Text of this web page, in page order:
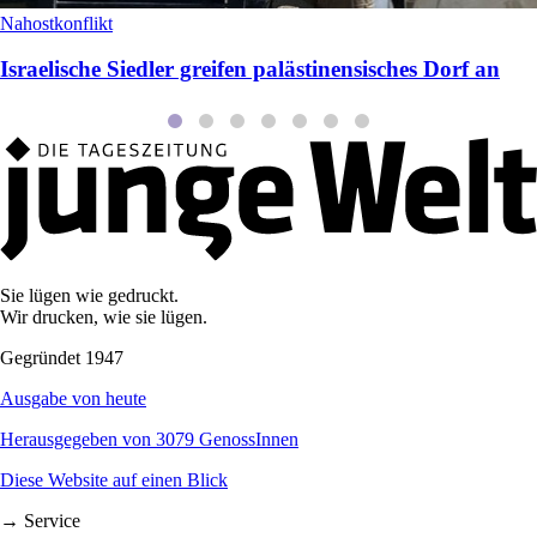
Nahostkonflikt
Israelische Siedler greifen palästinensisches Dorf an
Sie lügen wie gedruckt.
Wir drucken, wie sie lügen.
Gegründet 1947
Ausgabe von heute
Herausgegeben von 3079 GenossInnen
Diese Website auf einen Blick
→ Service